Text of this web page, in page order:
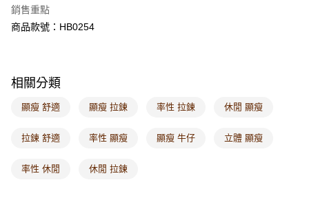
付款後7-11取貨
每筆NT$60，滿NT$1,000(含以上)免運費
每筆NT$120，滿NT$1,000(含以上)免運費
付款後門市自取
海外配送-港/澳/新/馬/泰國專屬 查看運費
海外配送-其他亞洲地區
銷售重點
商品款號：HB0254
相關分類
顯瘦 舒適 顯瘦 拉鍊 率性 拉鍊 休閒 顯瘦
拉鍊 舒適 率性 顯瘦 顯瘦 牛仔 立體 顯瘦
率性 休閒 休閒 拉鍊